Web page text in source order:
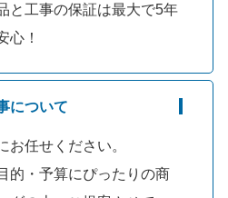
と工事の保証は最大で5年
心！
について
お任せください。
的・予算にぴったりの商